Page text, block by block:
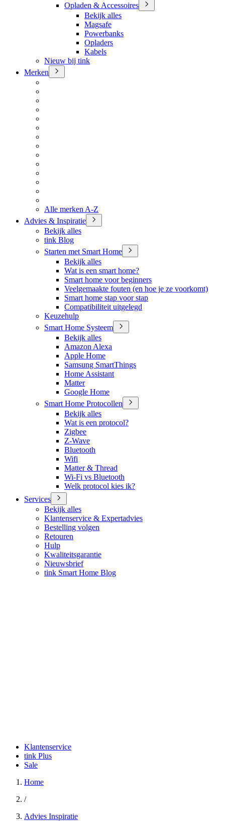
Opladen & Accessoires
Bekijk alles
Magsafe
Powerbanks
Opladers
Kabels
Nieuw bij tink
Merken
Alle merken A-Z
Advies & Inspiratie
Bekijk alles
tink Blog
Starten met Smart Home
Bekijk alles
Wat is een smart home?
Smart home voor beginners
Veelgemaakte fouten (en hoe je ze voorkomt)
Smart home stap voor stap
Compatibiliteit uitgelegd
Keuzehulp
Smart Home Systeem
Bekijk alles
Amazon Alexa
Apple Home
Samsung SmartThings
Home Assistant
Matter
Google Home
Smart Home Protocollen
Bekijk alles
Wat is een protocol?
Zigbee
Z-Wave
Bluetooth
Wifi
Matter & Thread
Wi-Fi vs Bluetooth
Welk protocol kies ik?
Services
Bekijk alles
Klantenservice & Expertadvies
Bestelling volgen
Retouren
Hulp
Kwaliteitsgarantie
Nieuwsbrief
tink Smart Home Blog
Klantenservice
tink Plus
Sale
Home
/
Advies Inspiratie